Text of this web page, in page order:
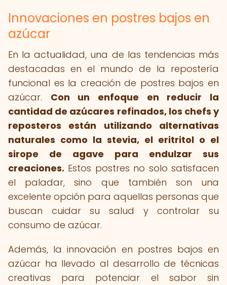
Innovaciones en postres bajos en
azúcar
En la actualidad, una de las tendencias más
destacadas en el mundo de la repostería
funcional es la creación de postres bajos en
azúcar. Con un enfoque en reducir la
cantidad de azúcares refinados, los chefs y
reposteros están utilizando alternativas
naturales como la stevia, el eritritol o el
sirope de agave para endulzar sus
creaciones. Estos postres no solo satisfacen
el paladar, sino que también son una
excelente opción para aquellas personas que
buscan cuidar su salud y controlar su
consumo de azúcar.
Además, la innovación en postres bajos en
azúcar ha llevado al desarrollo de técnicas
creativas para potenciar el sabor sin